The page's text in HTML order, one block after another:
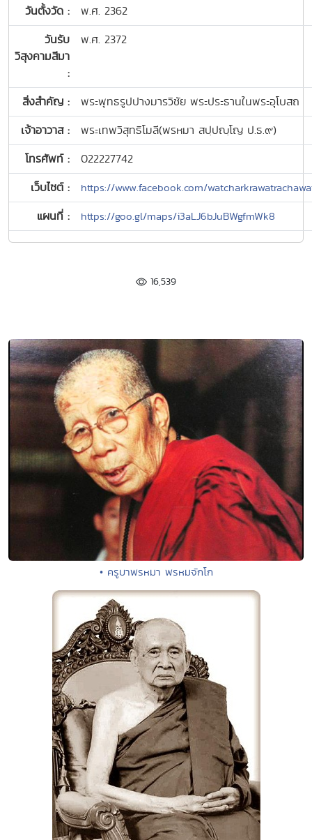
วันตั้งวัด :
พ.ศ. 2362
วันรับ
วิสุงคามสีมา
:
พ.ศ. 2372
สิ่งสำคัญ :
พระพุทธรูปปางมารวิชัย พระประธานในพระอุโบสถ
เจ้าอาวาส :
พระเทพวิสุทธิโมลี(พรหมา สปฺปญฺโญ ป.ธ.๙)
โทรศัพท์ :
022227742
เว็บไซต์ :
https://www.facebook.com/
แผนที่ : https://goo.gl/maps/i3aLJ6bJuBWgfmWk8
16,539
• ครูบาพรหมา พรหมจักโก